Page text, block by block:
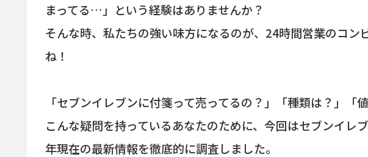
まってる…」という経験はありませんか？
そんな時、私たちの強い味方になるのが、24時間営業のコンビ
ね！
「セブンイレブンに付箋って売ってるの？」「種類は？」「値
こんな疑問を持っているあなたのために、今回はセブンイレ
年現在の最新情報を徹底的に調査しました。